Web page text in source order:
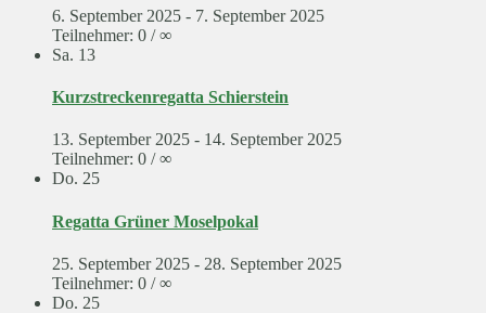
6. September 2025 - 7. September 2025
Teilnehmer: 0 / ∞
Sa. 13
Kurzstreckenregatta Schierstein
13. September 2025 - 14. September 2025
Teilnehmer: 0 / ∞
Do. 25
Regatta Grüner Moselpokal
25. September 2025 - 28. September 2025
Teilnehmer: 0 / ∞
Do. 25